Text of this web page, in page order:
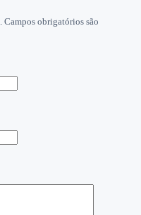
Campos obrigatórios são